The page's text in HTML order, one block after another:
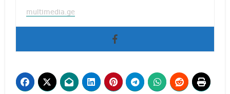
multimedia.ge